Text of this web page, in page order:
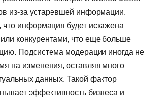
из-за устаревшей информации.
информация будет искажена
конкурентами, что еще больше
Подсистема модерации иногда не
на изменения, оставляя много
данных. Такой фактор
эффективность бизнеса и